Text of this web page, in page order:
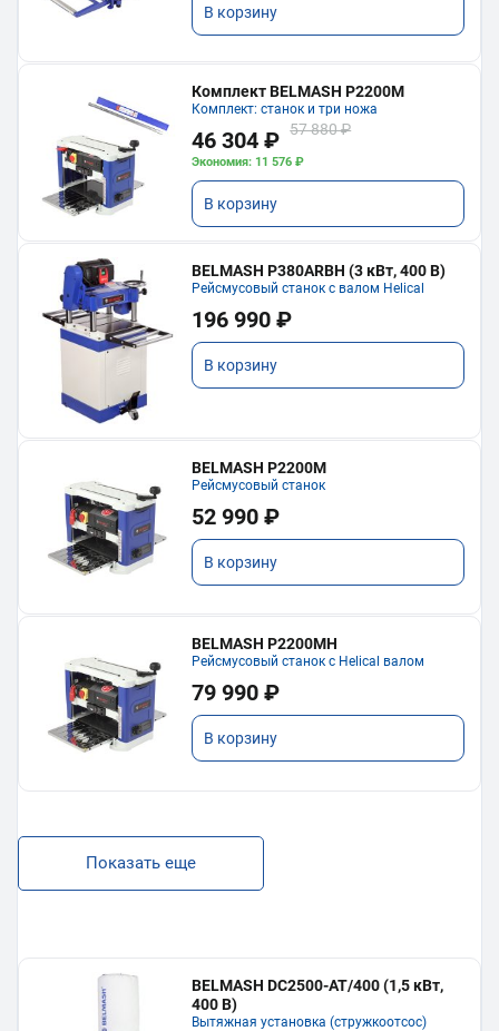
В корзину
Комплект BELMASH P2200M
Комплект: станок и три ножа
46 304 ₽ 57 880 ₽
Экономия: 11 576 ₽
В корзину
BELMASH P380ARBH (3 кВт, 400 В)
Рейсмусовый станок с валом Helical
196 990 ₽
В корзину
BELMASH P2200M
Рейсмусовый станок
52 990 ₽
В корзину
BELMASH P2200MH
Рейсмусовый станок с Helical валом
79 990 ₽
В корзину
Показать еще
BELMASH DC2500-AT/400 (1,5 кВт,
400 В)
Вытяжная установка (стружкоотсос)